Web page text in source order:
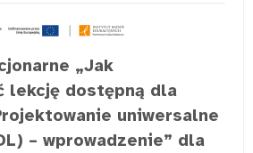
„Jak
lekcję dostępną dla
uniwersalne
– wprowadzenie” dla